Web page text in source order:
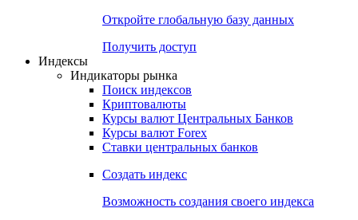
Откройте глобальную базу данных
Получить доступ
Индексы
Индикаторы рынка
Поиск индексов
Криптовалюты
Курсы валют Центральных Банков
Курсы валют Forex
Ставки центральных банков
Создать индекс
Возможность создания своего индекса